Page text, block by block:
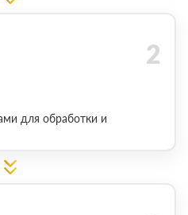
для обработки и